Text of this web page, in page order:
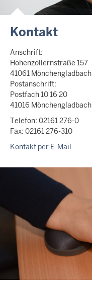
Kontakt
Anschrift:
Hohenzollernstraße 157
41061 Mönchengladbach
Postanschrift:
Postfach 10 16 20
41016 Mönchengladbach
Telefon: 02161 276-0
Fax: 02161 276-310
Kontakt per E-Mail